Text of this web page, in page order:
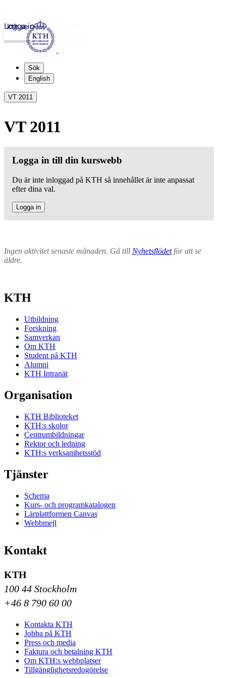
kth.se
Logga in
Sök
English
VT 2011
VT 2011
Logga in till din kurswebb
Du är inte inloggad på KTH så innehållet är inte anpassat
efter dina val.
Logga in
Ingen aktivitet senaste månaden. Gå till Nyhetsflödetför att se
äldre.
KTH
Utbildning
Forskning
Samverkan
Om KTH
Student på KTH
Alumni
KTH Intranät
Organisation
KTH Biblioteket
KTH:s skolor
Centrumbildningar
Rektor och ledning
KTH:s verksamhetsstöd
Tjänster
Schema
Kurs- och programkatalogen
Lärplattformen Canvas
Webbmejl
Kontakt
KTH
100 44 Stockholm
+46 8 790 60 00
Kontakta KTH
Jobba på KTH
Press och media
Faktura och betalning KTH
Om KTH:s webbplatser
Tillgänglighetsredogörelse